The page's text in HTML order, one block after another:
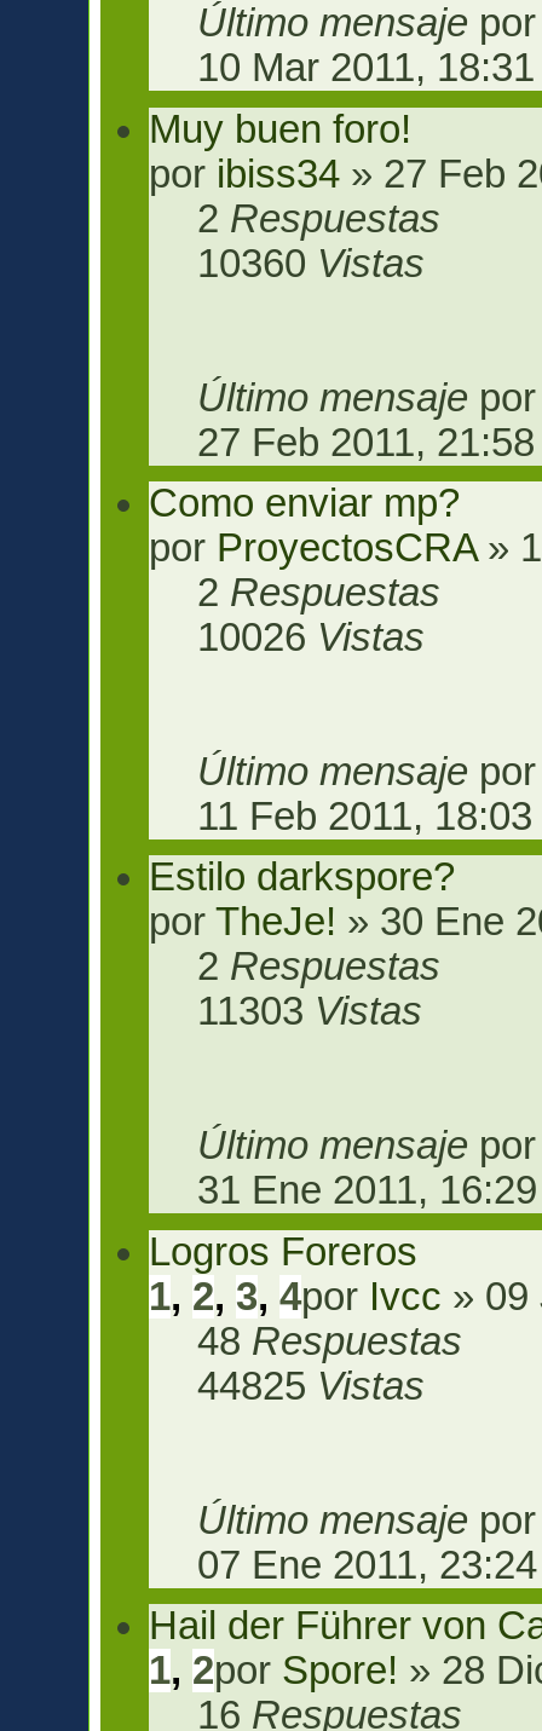
Último mensaje
10 Mar 2011, 18:31
Muy buen foro!
por ibiss34 » 27 Feb
2 Respuestas
10360 Vistas
Último mensaje
27 Feb 2011, 21:58
Como enviar mp?
por ProyectosCRA»
2 Respuestas
10026 Vistas
Último mensaje
11 Feb 2011, 18:03
Estilo darkspore?
porTheJe! » 30 Ene
2 Respuestas
11303 Vistas
Último mensaje
31 Ene 2011, 16:29
Logros Foreros
1, 2, 3,4por Ivcc » 09
48 Respuestas
44825 Vistas
Último mensaje
07 Ene 2011, 23:24
Hail der Führer von
1, 2por Spore! » 28
16 Respuestas